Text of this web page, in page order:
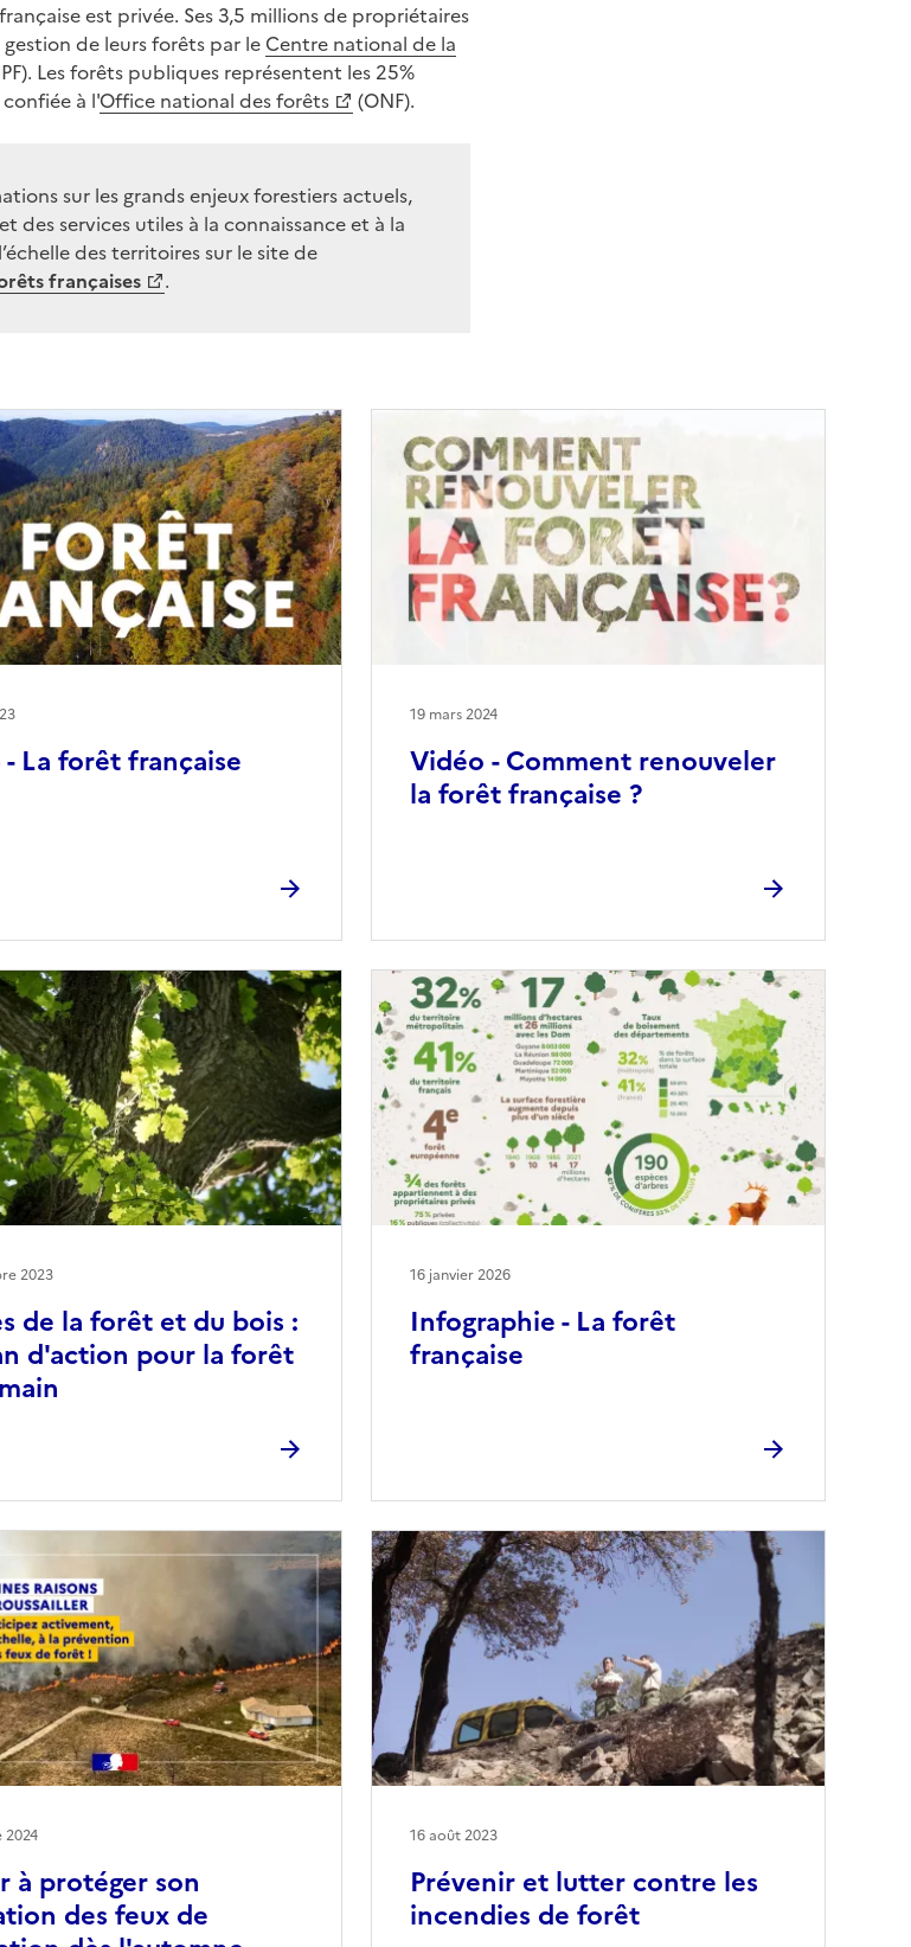
est privée. Ses 3,5 millions de propriétaires
de leurs forêts par le Centre national de la
Les forêts publiques représentent les 25%
à l'Office national des forêts (ONF).
sur les grands enjeux forestiers actuels,
des services utiles à la connaissance et à la
des territoires sur le site de
françaises .
La forêt française
Vidéo - Comment renouveler
la forêt française ?
19 mars 2024
de la forêt et du bois :
d'action pour la forêt
2023
Infographie - La forêt
française
16 janvier 2026
à protéger son
des feux de
Prévenir et lutter contre les
incendies de forêt
16 août 2023